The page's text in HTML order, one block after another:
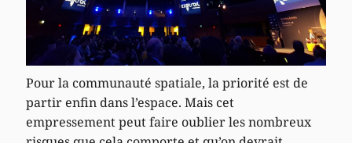
Pour la communauté spatiale, la priorité est de
partir enfin dans l’espace. Mais cet
empressement peut faire oublier les nombreux